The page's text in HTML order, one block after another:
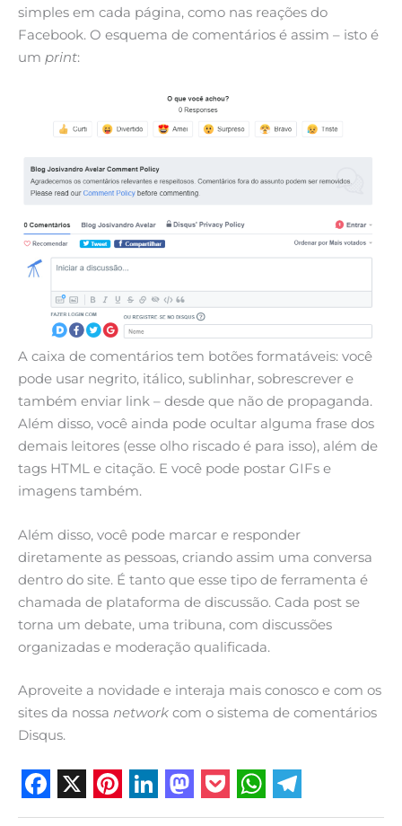
simples em cada página, como nas reações do
Facebook. O esquema de comentários é assim – isto é
um print:
A caixa de comentários tem botões formatáveis: você
pode usar negrito, itálico, sublinhar, sobrescrever e
também enviar link – desde que não de propaganda.
Além disso, você ainda pode ocultar alguma frase dos
demais leitores (esse olho riscado é para isso), além de
tags HTML e citação. E você pode postar GIFs e
imagens também.
Além disso, você pode marcar e responder
diretamente as pessoas, criando assim uma conversa
dentro do site. É tanto que esse tipo de ferramenta é
chamada de plataforma de discussão. Cada post se
torna um debate, uma tribuna, com discussões
organizadas e moderação qualificada.
Aproveite a novidade e interaja mais conosco e com os
sites da nossa network com o sistema de comentários
Disqus.
F X P L M P WT